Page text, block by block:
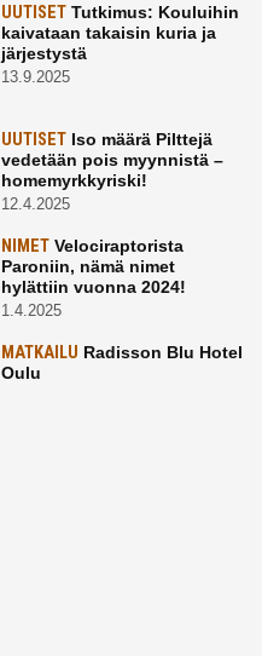
UUTISETTutkimus: Kouluihin
kaivataan takaisin kuria ja
järjestystä
13.9.2025
UUTISETIso määrä Pilttejä
vedetään pois myynnistä –
homemyrkkyriski!
12.4.2025
NIMETVelociraptorista
Paroniin, nämä nimet
hylättiin vuonna 2024!
1.4.2025
MATKAILU Radisson Blu Hotel
Oulu